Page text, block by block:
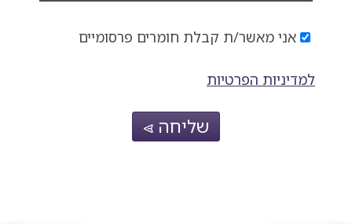
אני מאשר/ת קבלת חומרים פרסומיים
למדיניות הפרטיות
שליחה